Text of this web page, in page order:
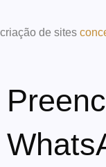
criação de sites